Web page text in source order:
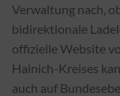
Verwaltung nach,
bidirektionale
offizielle Website
Hainich-Kreises
auch auf